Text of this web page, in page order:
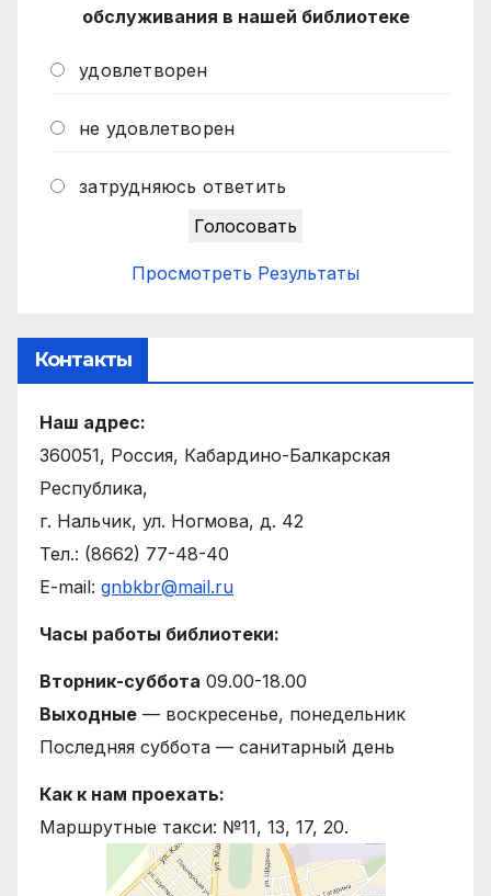
обслуживания в нашей библиотеке
удовлетворен
не удовлетворен
затрудняюсь ответить
Просмотреть Результаты
Контакты
Наш адрес:
360051, Россия, Кабардино-Балкарская
Республика,
г. Нальчик, ул. Ногмова, д. 42
Тел.: (8662) 77-48-40
E-mail: gnbkbr@mail.ru
Часы работы библиотеки:
Вторник-суббота 09.00-18.00
Выходные — воскресенье, понедельник
Последняя суббота — санитарный день
Как к нам проехать:
Маршрутные такси: №11, 13, 17, 20.